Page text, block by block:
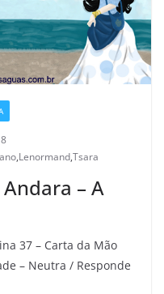
,Lenormand,Tsara
– A
37 – Carta da Mão
– Neutra / Responde